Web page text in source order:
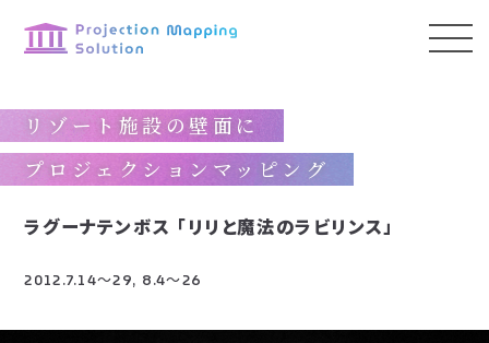
リゾート施設の壁面に
プロジェクションマッピング
ラグーナテンボス 「リリと魔法のラビリンス」
2012.7.14～29, 8.4～26